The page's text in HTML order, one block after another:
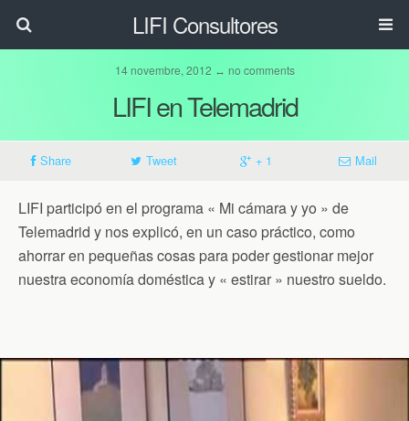
LIFI Consultores
14 novembre, 2012 ↔ no comments
LIFI en Telemadrid
Share Tweet + 1 Mail
LIFI participó en el programa « Mi cámara y yo » de
Telemadrid y nos explicó, en un caso práctico, como
ahorrar en pequeñas cosas para poder gestionar mejor
nuestra economía doméstica y « estirar » nuestro sueldo.